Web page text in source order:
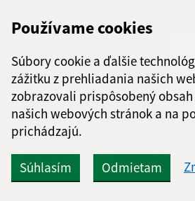
Používame cookies
Súbory cookie a ďalšie
zážitku z prehliadania našich
zobrazovali prispôsobený
našich webových stránok a na
prichádzajú.
Súhlasím Odmietam
osobných
Odoslať
správu